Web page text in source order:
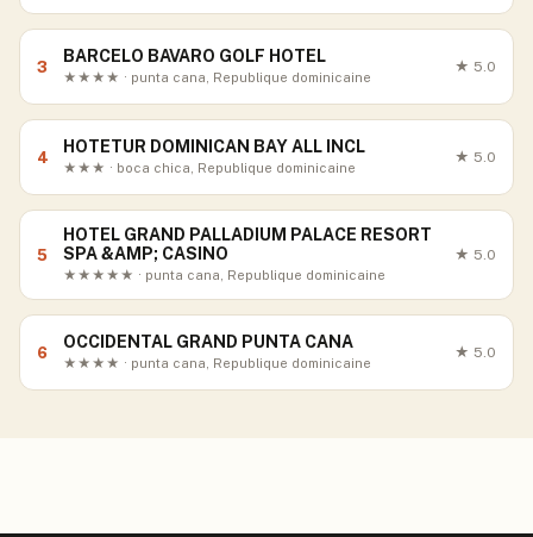
3
BARCELO BAVARO GOLF HOTEL
★★★★ · punta cana, Republique dominicaine
★ 5.0
4
HOTETUR DOMINICAN BAY ALL INCL
★★★ · boca chica, Republique dominicaine
★ 5.0
5
HOTEL GRAND PALLADIUM PALACE RESORT
SPA &AMP; CASINO
★★★★★ · punta cana, Republique dominicaine
★ 5.0
6
OCCIDENTAL GRAND PUNTA CANA
★★★★ · punta cana, Republique dominicaine
★ 5.0